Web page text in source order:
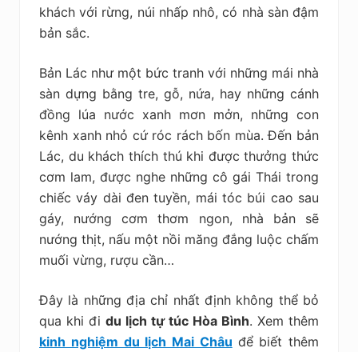
khách với rừng, núi nhấp nhô, có nhà sàn đậm
bản sắc.
Bản Lác như một bức tranh với những mái nhà
sàn dựng bằng tre, gỗ, nứa, hay những cánh
đồng lúa nước xanh mơn mởn, những con
kênh xanh nhỏ cứ róc rách bốn mùa. Đến bản
Lác, du khách thích thú khi được thưởng thức
cơm lam, được nghe những cô gái Thái trong
chiếc váy dài đen tuyền, mái tóc búi cao sau
gáy, nướng cơm thơm ngon, nhà bản sẽ
nướng thịt, nấu một nồi măng đắng luộc chấm
muối vừng, rượu cần…
Đây là những địa chỉ nhất định không thể bỏ
qua khi đi du lịch tự túc Hòa Bình. Xem thêm
kinh nghiệm du lịch Mai Châu để biết thêm